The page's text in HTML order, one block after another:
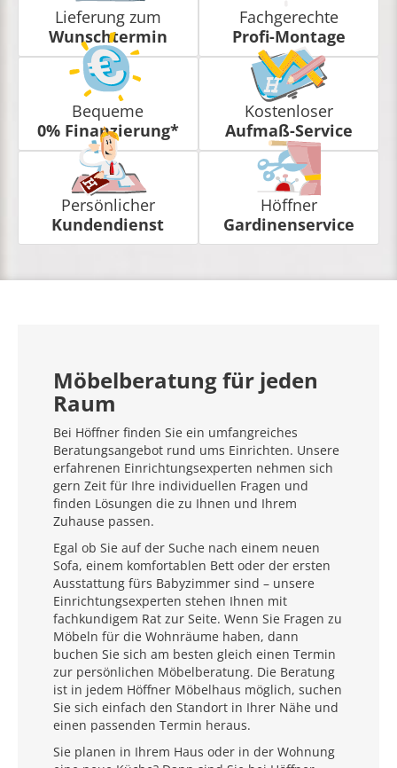
Lieferung zum
Wunschtermin
Fachgerechte
Profi-Montage
Bequeme
0% Finanzierung*
Kostenloser
Aufmaß-Service
Persönlicher
Kundendienst
Höffner
Gardinenservice
Möbelberatung für jeden
Raum
Bei Höffner finden Sie ein umfangreiches
Beratungsangebot rund ums Einrichten. Unsere
erfahrenen Einrichtungsexperten nehmen sich
gern Zeit für Ihre individuellen Fragen und
finden Lösungen die zu Ihnen und Ihrem
Zuhause passen.
Egal ob Sie auf der Suche nach einem neuen
Sofa, einem komfortablen Bett oder der ersten
Ausstattung fürs Babyzimmer sind – unsere
Einrichtungsexperten stehen Ihnen mit
fachkundigem Rat zur Seite. Wenn Sie Fragen zu
Möbeln für die Wohnräume haben, dann
buchen Sie sich am besten gleich einen Termin
zur persönlichen Möbelberatung. Die Beratung
ist in jedem Höffner Möbelhaus möglich, suchen
Sie sich einfach den Standort in Ihrer Nähe und
einen passenden Termin heraus.
Sie planen in Ihrem Haus oder in der Wohnung